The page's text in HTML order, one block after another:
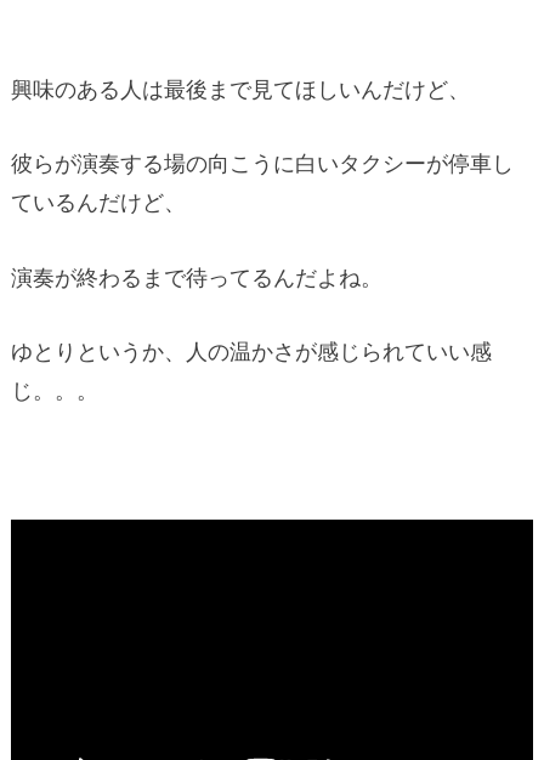
興味のある人は最後まで見てほしいんだけど、
彼らが演奏する場の向こうに白いタクシーが停車し
ているんだけど、
演奏が終わるまで待ってるんだよね。
ゆとりというか、人の温かさが感じられていい感
じ。。。